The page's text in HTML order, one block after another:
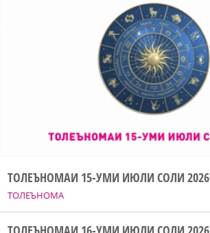
ТОЛЕЪНОМА
ТОЛЕЪНОМАИ 15-УМИ ИЮЛИ СОЛИ 2026